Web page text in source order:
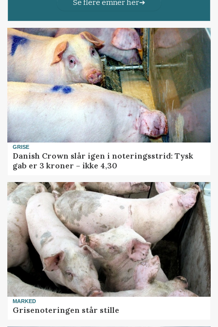
Se flere emner her
GRISE
Danish Crown slår igen i noteringsstrid: Tysk
gab er 3 kroner – ikke 4,30
MARKED
Grisenoteringen står stille